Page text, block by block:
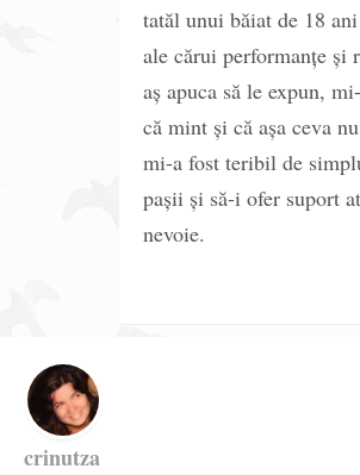
tatăl unui băiat de 18
ale cărui performanțe și
aș apuca să le expun,
că mint și că așa ceva
mi-a fost teribil de
pașii și să-i ofer suport
nevoie.
crinutza